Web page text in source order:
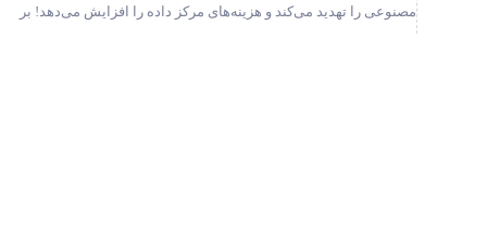
مصنوعی را تهدید می‌کند و هزینه‌های مرکز داده را افزایش می‌دهد! بر